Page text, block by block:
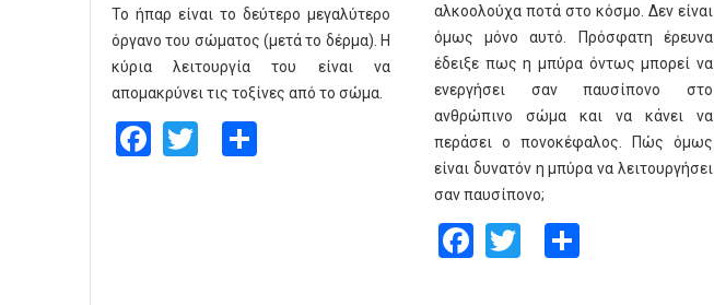
Το ήπαρ είναι το δεύτερο μεγαλύτερο
όργανο του σώματος (μετά το δέρμα). Η
κύρια λειτουργία του είναι να
απομακρύνει τις τοξίνες από το σώμα.
Facebook
Twitter
αλκοολούχα ποτά στο κόσμο. Δεν είναι
όμως μόνο αυτό. Πρόσφατη έρευνα
έδειξε πως η μπύρα όντως μπορεί να
ενεργήσει σαν παυσίπονο στο
ανθρώπινο σώμα και να κάνει να
περάσει ο πονοκέφαλος. Πώς όμως
είναι δυνατόν η μπύρα να λειτουργήσει
σαν παυσίπονο;
Facebook
TwitterShare